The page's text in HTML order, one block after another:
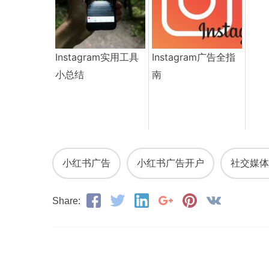
Instagram实用工具
小总结
Instagram广告全指
南
小红书广告 小红书广告开户 社交媒
Share: